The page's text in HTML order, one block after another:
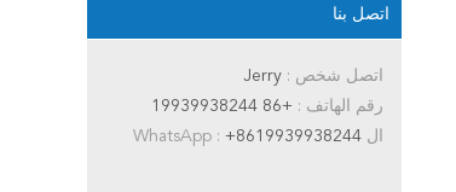
اتصل بنا
اتصل شخص :
رقم الهاتف : +86 19939938244
ال WhatsApp : +8619939938244